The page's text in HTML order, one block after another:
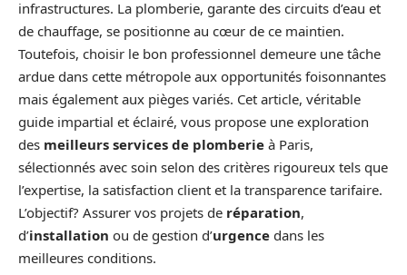
infrastructures. La plomberie, garante des circuits d’eau et
de chauffage, se positionne au cœur de ce maintien.
Toutefois, choisir le bon professionnel demeure une tâche
ardue dans cette métropole aux opportunités foisonnantes
mais également aux pièges variés. Cet article, véritable
guide impartial et éclairé, vous propose une exploration
des meilleurs services de plomberie à Paris,
sélectionnés avec soin selon des critères rigoureux tels que
l’expertise, la satisfaction client et la transparence tarifaire.
L’objectif? Assurer vos projets de réparation,
d’installation ou de gestion d’urgence dans les
meilleures conditions.